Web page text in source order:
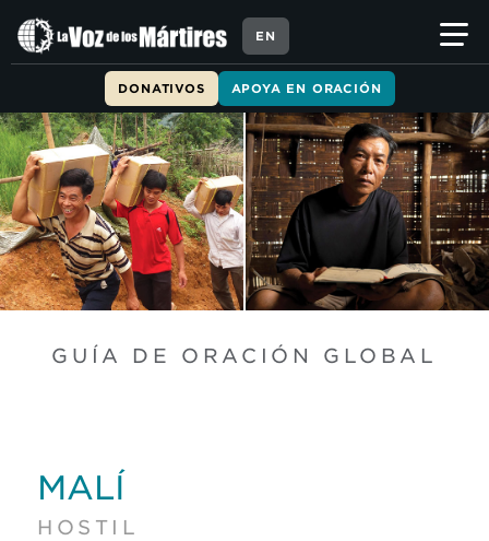
EN
DONATIVOS APOYA EN ORACIÓN
GUÍA DE ORACIÓN GLOBAL
MALÍ
HOSTIL